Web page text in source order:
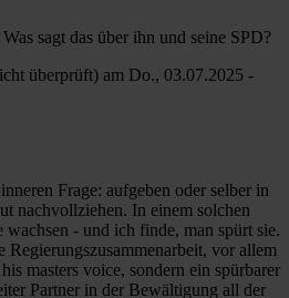
sagt das über ihn und seine SPD?
überprüft) am Do., 03.07.2025 -
Frage: aufgeben oder selber in
nachvollziehen. In einem solchen
- und ich finde, man spürt sie.
Regierungszusammenarbeit, vor allem
masters voice, sondern ein spürbarer
Partner in der Bewältigung all der